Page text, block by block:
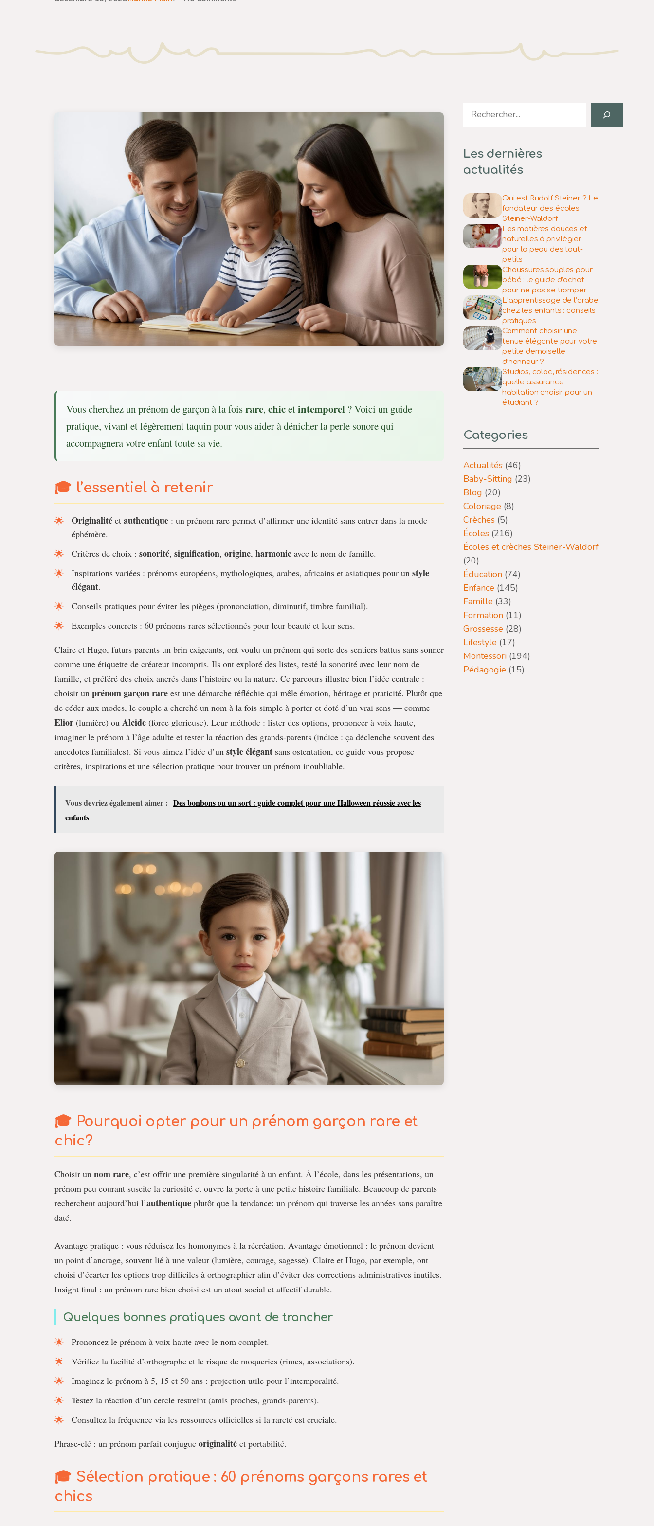
Vous cherchez un prénom de garçon à la foisrare, chicetintemporel ? Voici un guide
pratique, vivant et légèrement taquin pour vous aider à dénicher la perle sonore qui
accompagnera votre enfant toute sa vie.
l’essentiel à retenir
Originalité et authentique : un prénom rare permet d’affirmer une identité sans entrer dans la mode
éphémère.
Critères de choix : sonorité, signification, origine, harmonie avec le nom de famille.
Inspirations variées : prénoms européens, mythologiques, arabes, africains et asiatiques pour un style
élégant.
Conseils pratiques pour éviter les pièges (prononciation, diminutif, timbre familial).
Exemples concrets : 60 prénoms rares sélectionnés pour leur beauté et leur sens.
Claire et Hugo, futurs parents un brin exigeants, ont voulu un prénom qui sorte des sentiers battus sans sonner
comme une étiquette de créateur incompris. Ils ont exploré des listes, testé la sonorité avec leur nom de
famille, et préféré des choix ancrés dans l’histoire ou la nature. Ce parcours illustre bien l’idée centrale :
choisir un prénom garçonrare est une démarche réfléchie qui mêle émotion, héritage et praticité. Plutôt que
de céder aux modes, le couple a cherché un nom à la fois simple à porter et doté d’un vrai sens — comme
Elior (lumière) ou Alcide (force glorieuse). Leur méthode : lister des options, prononcer à voix haute,
imaginer le prénom à l’âge adulte et tester la réaction des grands-parents (indice : ça déclenche souvent des
anecdotes familiales). Si vous aimez l’idée d’un style élégant sans ostentation, ce guide vous propose
critères, inspirations et une sélection pratique pour trouver un prénom inoubliable.
Vous devriez également aimer : Des bonbons ou un sort : guide complet pour une Halloween réussie avec les
enfants
Pourquoi opter pour un prénom garçon rare et
chic?
Choisir un nom rare, c’est offrir une première singularité à un enfant. À l’école, dans les présentations, un
prénom peu courant suscite la curiosité et ouvre la porte à une petite histoire familiale. Beaucoup de parents
recherchent aujourd’hui l’authentique plutôt que la tendance: un prénom qui traverse les années sans paraître
daté.
Avantage pratique : vous réduisez les homonymes à la récréation. Avantage émotionnel : le prénom devient
un point d’ancrage, souvent lié à une valeur (lumière, courage, sagesse). Claire et Hugo, par exemple, ont
choisi d’écarter les options trop difficiles à orthographier afin d’éviter des corrections administratives inutiles.
Insight final : un prénom rare bien choisi est un atout social et affectif durable.
Quelques bonnes pratiques avant de trancher
Prononcez le prénom à voix haute avec le nom complet.
Vérifiez la facilité d’orthographe et le risque de moqueries (rimes, associations).
Imaginez le prénom à 5, 15 et 50 ans : projection utile pour l’intemporalité.
Testez la réaction d’un cercle restreint (amis proches, grands-parents).
Consultez la fréquence via les ressources officielles si la rareté est cruciale.
Phrase-clé : un prénom parfait conjugue originalité et portabilité.
Sélection pratique : 60 prénoms garçons rares et
chics
Search
Les dernières
actualités
Qui est Rudolf Steiner ? Le
fondateur des écoles
Steiner-Waldorf
Les matières douces et
naturelles à privilégier
pour la peau des tout-
petits
Chaussures souples pour
bébé : le guide d’achat
pour ne pas se tromper
L’apprentissage de l’arabe
chez les enfants : conseils
pratiques
Comment choisir une
tenue élégante pour votre
petite demoiselle
d’honneur ?
Studios, coloc, résidences :
quelle assurance
habitation choisir pour un
étudiant ?
Categories
Actualités (46)
Baby-Sitting (23)
Blog (20)
Coloriage (8)
Crèches (5)
Écoles (216)
Écoles et crèches Steiner-Waldorf
(20)
Éducation (74)
Enfance (145)
Famille (33)
Formation (11)
Grossesse (28)
Lifestyle (17)
Montessori (194)
Pédagogie (15)